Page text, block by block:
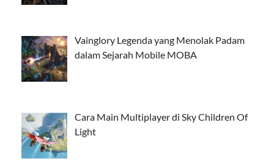
Vainglory Legenda yang Menolak Padam
dalam Sejarah Mobile MOBA
Cara Main Multiplayer di Sky Children Of
Light